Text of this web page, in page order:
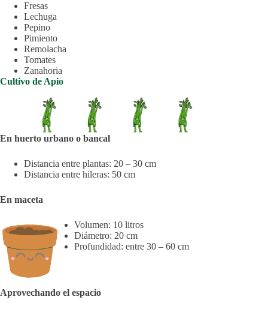
Fresas
Lechuga
Pepino
Pimiento
Remolacha
Tomates
Zanahoria
Cultivo de Apio
En huerto urbano o bancal
Distancia entre plantas: 20 – 30 cm
Distancia entre hileras: 50 cm
En maceta
Volumen: 10 litros
Diámetro: 20 cm
Profundidad: entre 30 – 60 cm
Aprovechando el espacio